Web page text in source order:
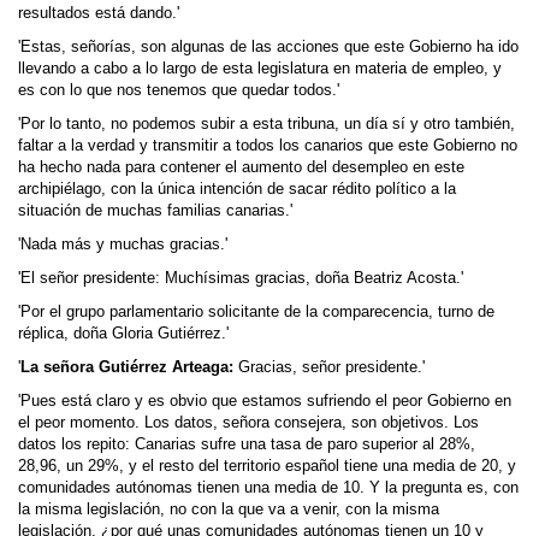
resultados está dando.'
'Estas, señorías, son algunas de las acciones que este Gobierno ha ido
llevando a cabo a lo largo de esta legislatura en materia de empleo, y
es con lo que nos tenemos que quedar todos.'
'Por lo tanto, no podemos subir a esta tribuna, un día sí y otro también,
faltar a la verdad y transmitir a todos los canarios que este Gobierno no
ha hecho nada para contener el aumento del desempleo en este
archipiélago, con la única intención de sacar rédito político a la
situación de muchas familias canarias.'
'Nada más y muchas gracias.'
'El señor presidente: Muchísimas gracias, doña Beatriz Acosta.'
'Por el grupo parlamentario solicitante de la comparecencia, turno de
réplica, doña Gloria Gutiérrez.'
'La señora Gutiérrez Arteaga: Gracias, señor presidente.'
'Pues está claro y es obvio que estamos sufriendo el peor Gobierno en
el peor momento. Los datos, señora consejera, son objetivos. Los
datos los repito: Canarias sufre una tasa de paro superior al 28%,
28,96, un 29%, y el resto del territorio español tiene una media de 20, y
comunidades autónomas tienen una media de 10. Y la pregunta es, con
la misma legislación, no con la que va a venir, con la misma
legislación, ¿por qué unas comunidades autónomas tienen un 10 y